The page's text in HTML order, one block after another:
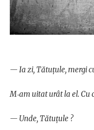
— Ia zi, Tătuţule, mergi
M‑am uitat urât la el. Cu
— Unde, Tătuţule ?